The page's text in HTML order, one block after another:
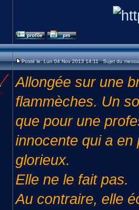
Posté le: Lun 04 Nov 2013 14:11 Sujet du
Allongée sur une
flammèches. Un
que pour une
innocente qui a en
glorieux.
Elle ne le fait pas.
Au contraire, elle